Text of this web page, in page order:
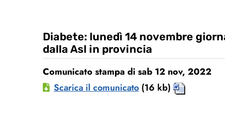
Diabete: lunedì 14 novembre
dalla Asl in provincia
Comunicato stampa di sab 12 nov, 2022
Scarica il comunicato (16 kb)